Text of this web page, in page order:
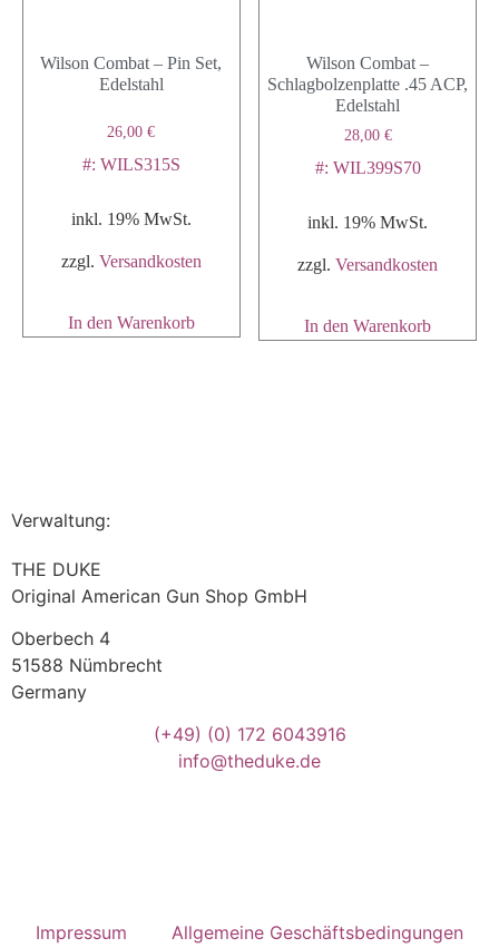
Wilson Combat – Pin Set,
Edelstahl
26,00€
#: WILS315S
inkl. 19% MwSt.
zzgl. Versandkosten
In den Warenkorb
Wilson Combat –
Schlagbolzenplatte .45 ACP,
Edelstahl
28,00 €
#: WIL399S70
inkl. 19% MwSt.
zzgl.Versandkosten
In den Warenkorb
Verwaltung:
THE DUKE
Original American Gun Shop GmbH
Oberbech 4
51588 Nümbrecht
Germany
(+49) (0) 172 6043916
info@theduke.de
Impressum Allgemeine Geschäftsbedingungen